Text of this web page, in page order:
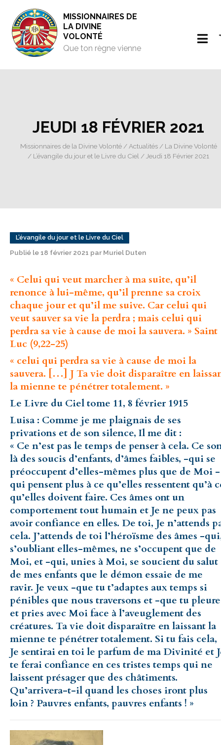
MISSIONNAIRES DE
LA DIVINE
VOLONTÉ
Que ton règne vienne
JEUDI 18 FÉVRIER 2021
Missionnaires de la Divine Volonté/ Actualités/ La Divine Volonté
/ L’évangile du jour et le Livre du Ciel / Jeudi 18 Février 2021
L’évangile du jour et le Livre du Ciel
Publié le 18 février 2021 par Muriel Duten
« Celui qui veut marcher à ma suite, qu’il
renonce à lui-même, qu’il prenne sa croix
chaque jour et qu’il me suive. Car celui qui
veut sauver sa vie la perdra ; mais celui qui
perdra sa vie à cause de moi la sauvera. » Saint
Luc (9,22-25)
« celui qui perdra sa vie à cause de moi la
sauvera. […] J Ta vie doit disparaître en
la mienne te pénétrer totalement. »
Le Livre du Ciel tome 11, 8 février 1915
Luisa : Comme je me plaignais de ses
privations et de son silence, Il me dit :
« Ce n’est pas le temps de penser à cela. Ce
là des soucis d’enfants, d’âmes faibles, -qui se
préoccupent d’elles-mêmes plus que de Moi -
qui pensent plus à ce qu’elles ressentent qu’à
qu’elles doivent faire. Ces âmes ont un
comportement tout humain et Je ne peux pas
avoir confiance en elles. De toi, Je n’attends
cela. J’attends de toi l’héroïsme des âmes -
s’oubliant elles-mêmes, ne s’occupent que de
Moi, et -qui, unies à Moi, se soucient du salut
de mes enfants que le démon essaie de me
ravir. Je veux -que tu t’adaptes aux temps si
pénibles que nous traversons et -que tu
et pries avec Moi face à l’aveuglement des
créatures. Ta vie doit disparaître en laissant la
mienne te pénétrer totalement. Si tu fais cela,
Je sentirai en toi le parfum de ma Divinité et
te ferai confiance en ces tristes temps qui ne
laissent présager que des châtiments.
Qu’arrivera-t-il quand les choses iront plus
loin ? Pauvres enfants, pauvres enfants ! »